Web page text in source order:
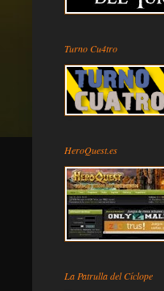
Turno Cu4tro
HeroQuest.es
La Patrulla del Cíclope